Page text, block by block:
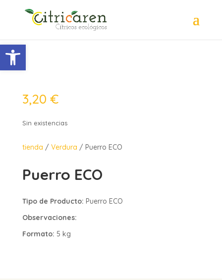
3,20 €
Sin existencias
tienda / Verdura / Puerro ECO
Puerro ECO
Tipo de Producto: Puerro ECO
Observaciones:
Formato: 5 kg
Abrir barra de herramientas